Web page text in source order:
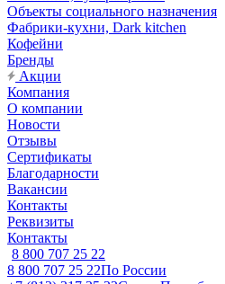
Объекты социального назначения
Фабрики-кухни, Dark kitchen
Кофейни
Бренды
Акции
Компания
О компании
Новости
Отзывы
Сертификаты
Благодарности
Вакансии
Контакты
Реквизиты
Контакты
8 800 707 25 22
8 800 707 25 22По России